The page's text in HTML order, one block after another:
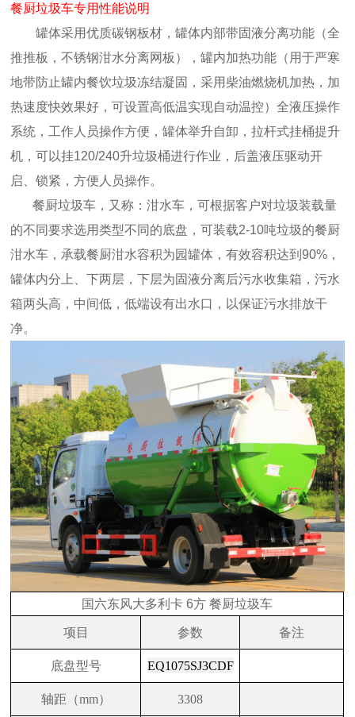
餐厨垃圾车专用性能说明
罐体采用优质碳钢板材，罐体内部带固液分离功能（全
推推板，不锈钢泔水分离网板），罐内加热功能（用于严寒
地带防止罐内餐饮垃圾冻结凝固，采用柴油燃烧机加热，加
热速度快效果好，可设置高低温实现自动温控）全液压操作
系统，工作人员操作方便，罐体举升自卸，拉杆式挂桶提升
机，可以挂120/240升垃圾桶进行作业，后盖液压驱动开
启、锁紧，方便人员操作。
餐厨垃圾车，又称：泔水车，可根据客户对垃圾装载量
的不同要求选用类型不同的底盘，可装载2-10吨垃圾的餐厨
泔水车，承载餐厨泔水容积为园罐体，有效容积达到90%，
罐体内分上、下两层，下层为固液分离后污水收集箱，污水
箱两头高，中间低，低端设有出水口，以保证污水排放干
净。
国六东风大多利卡 6方 餐厨垃圾车
项目 参数 备注
底盘型号 EQ1075SJ3CDF
轴距（mm） 3308